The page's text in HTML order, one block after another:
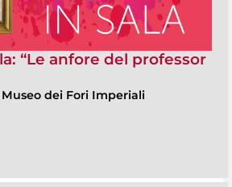
“Le anfore del professor
dei Fori Imperiali